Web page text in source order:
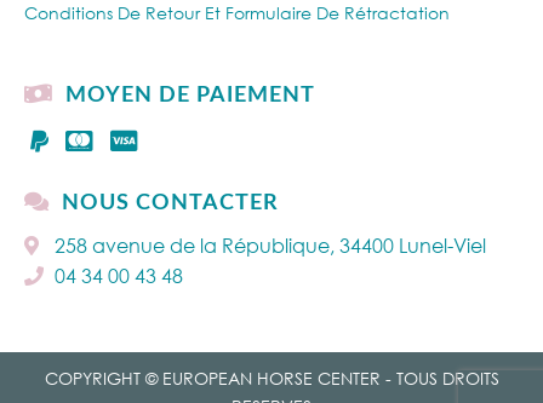
Conditions De Retour Et Formulaire De Rétractation
MOYEN DE PAIEMENT
NOUS CONTACTER
258 avenue de la République, 34400 Lunel-Viel
04 34 00 43 48
COPYRIGHT © EUROPEAN HORSE CENTER - TOUS DROITS